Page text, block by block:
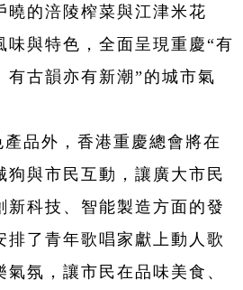
曉的涪陵榨菜與江津米花
味與特色，全面呈現重慶“有
有古韻亦有新潮”的城市氣
產品外，香港重慶總會將在
狗與市民互動，讓廣大市民
新科技、智能製造方面的發
排了青年歌唱家獻上動人歌
氛，讓市民在品味美食、